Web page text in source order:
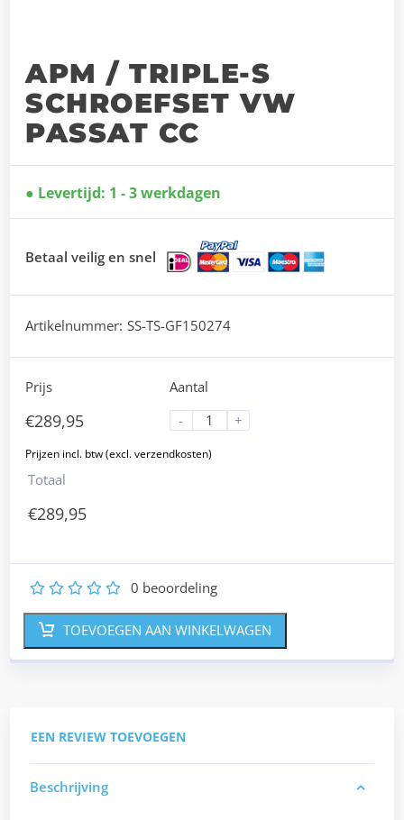
APM / TRIPLE-S
SCHROEFSET VW
PASSAT CC
Levertijd: 1 - 3 werkdagen
Betaal veilig en snel
Artikelnummer: SS-TS-GF150274
Prijs
€289,95
Aantal
-
+
Totaal
€289,95
5
4
3
2 0 beoordeling
TOEVOEGEN AAN WINKELWAGEN
EEN REVIEW TOEVOEGEN
Beschrijving